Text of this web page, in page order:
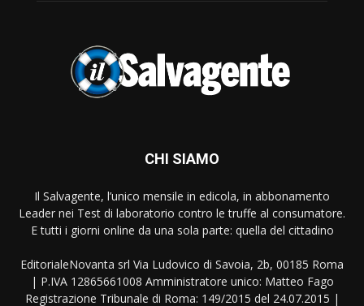
CHI SIAMO
Il Salvagente, l’unico mensile in edicola, in abbonamento
Leader nei Test di laboratorio contro le truffe al consumatore.
E tutti i giorni online da una sola parte: quella del cittadino
EditorialeNovanta srl Via Ludovico di Savoia, 2b, 00185 Roma
| P.IVA 12865661008 Amministratore unico: Matteo Fago
Registrazione Tribunale di Roma: 149/2015 del 24.07.2015 |